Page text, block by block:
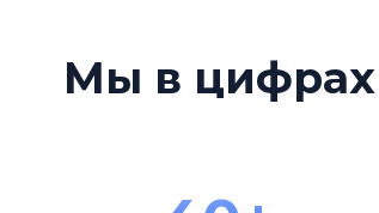
Мы в цифрах